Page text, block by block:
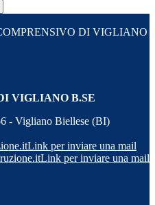
DI VIGLIANO
VIGLIANO B.SE
- Vigliano Biellese (BI)
Link per inviare una mail
Link per inviare una mail